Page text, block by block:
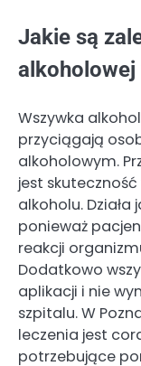
Jakie są
alkoholowej
Wszywka
przyciągają
alkoholowym.
jest
alkoholu.
ponieważ
reakcji
Dodatkowo
aplikacji i nie
szpitalu. W
leczenia jest
potrzebujące